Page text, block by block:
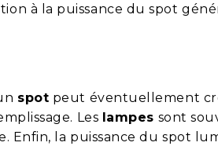
à la puissance du spot
spot peut éventuellement
Les lampes sont
Enfin, la puissance du spot